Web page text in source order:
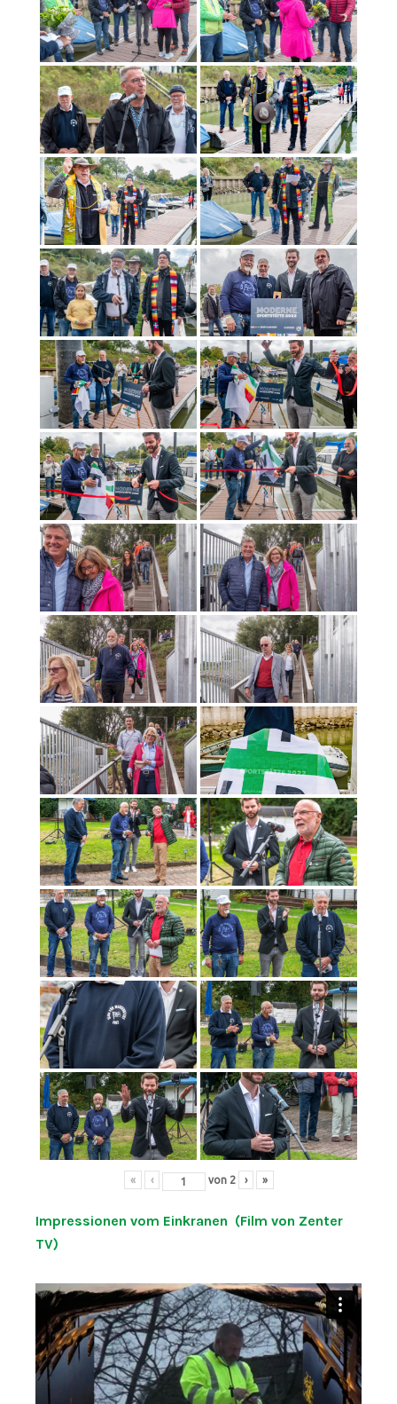
« ‹ von 2 › »
Impressionen vom Einkranen (Film von Zenter
TV)